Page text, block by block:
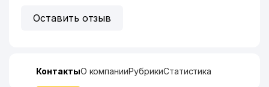
Оставить отзыв
КонтактыО компанииРубрикиСтатистика